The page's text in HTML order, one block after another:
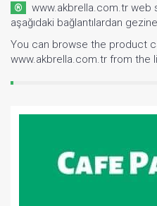
® www.akbrella.com.tr web sitemizin ürün kategorilerini
aşağıdaki bağlantılardan
You can browse the product
www.akbrella.com.tr from the